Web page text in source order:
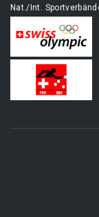
Nat./Int.